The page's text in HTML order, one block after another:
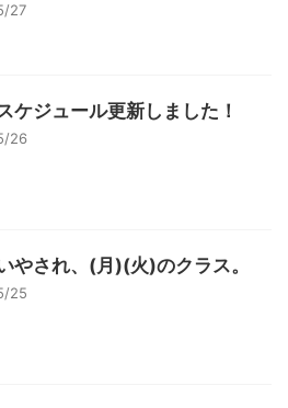
27
ケジュール更新しました！
26
やされ、(月)(火)のクラス。
25